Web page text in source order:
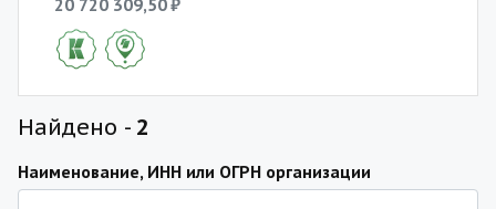
20 720 309,50 ₽
Найдено - 2
Наименование, ИНН или ОГРН организации